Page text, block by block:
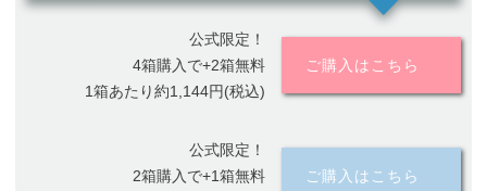
公式限定！
4箱購入で+2箱無料
1箱あたり約1,144円(税込)
ご購入はこちら
公式限定！
2箱購入で+1箱無料
ご購入はこちら